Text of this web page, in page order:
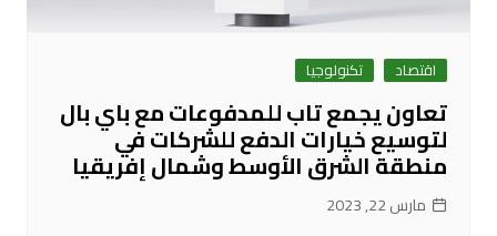
اقتصاد تكنولوجيا
تعاون يجمع تاب للمدفوعات مع باي بال
لتوسيع خيارات الدفع للشركات في
منطقة الشرق الأوسط وشمال إفريقيا
مارس 22, 2023